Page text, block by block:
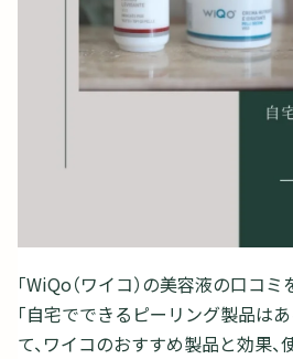
「WiQo（ワイコ）の美容液の口コ
「自宅でできるピーリング製品は
て、ワイコのおすすめ製品と効果